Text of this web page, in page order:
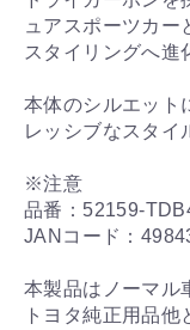
ュアスポーツカー
スタイリングへ進
本体のシルエット
レッシブなスタイ
※注意
品番：52159-
JANコード：
本製品はノーマル
トヨタ純正用品